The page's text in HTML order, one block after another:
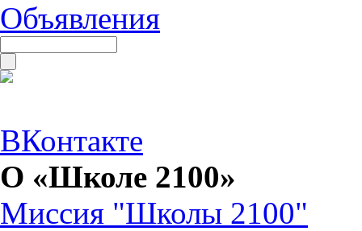
Объявления
ВКонтакте
О «Школе 2100»
Миссия "Школы 2100"